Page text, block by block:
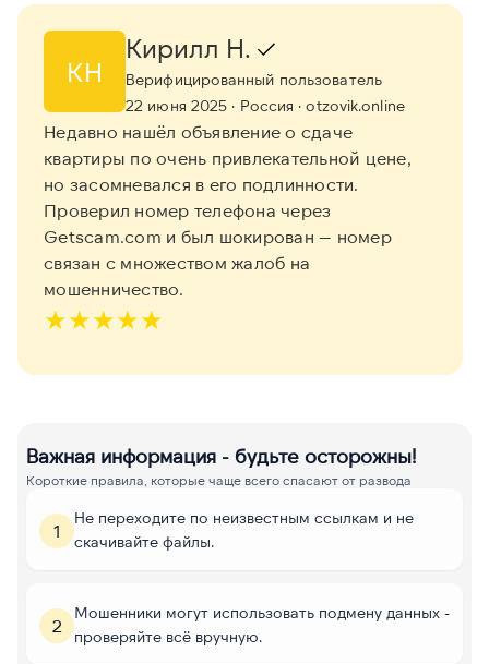
КН
Кирилл Н.
Верифицированный пользователь
22 июня 2025 · Россия · otzovik.online
Недавно нашёл объявление о сдаче
квартиры по очень привлекательной цене,
но засомневался в его подлинности.
Проверил номер телефона через
Getscam.com и был шокирован — номер
связан с множеством жалоб на
мошенничество.
★★★★★
Важная информация - будьте осторожны!
Короткие правила, которые чаще всего спасают от развода
1
Не переходите по неизвестным ссылкам и не
скачивайте файлы.
2
Мошенники могут использовать подмену данных -
проверяйте всё вручную.